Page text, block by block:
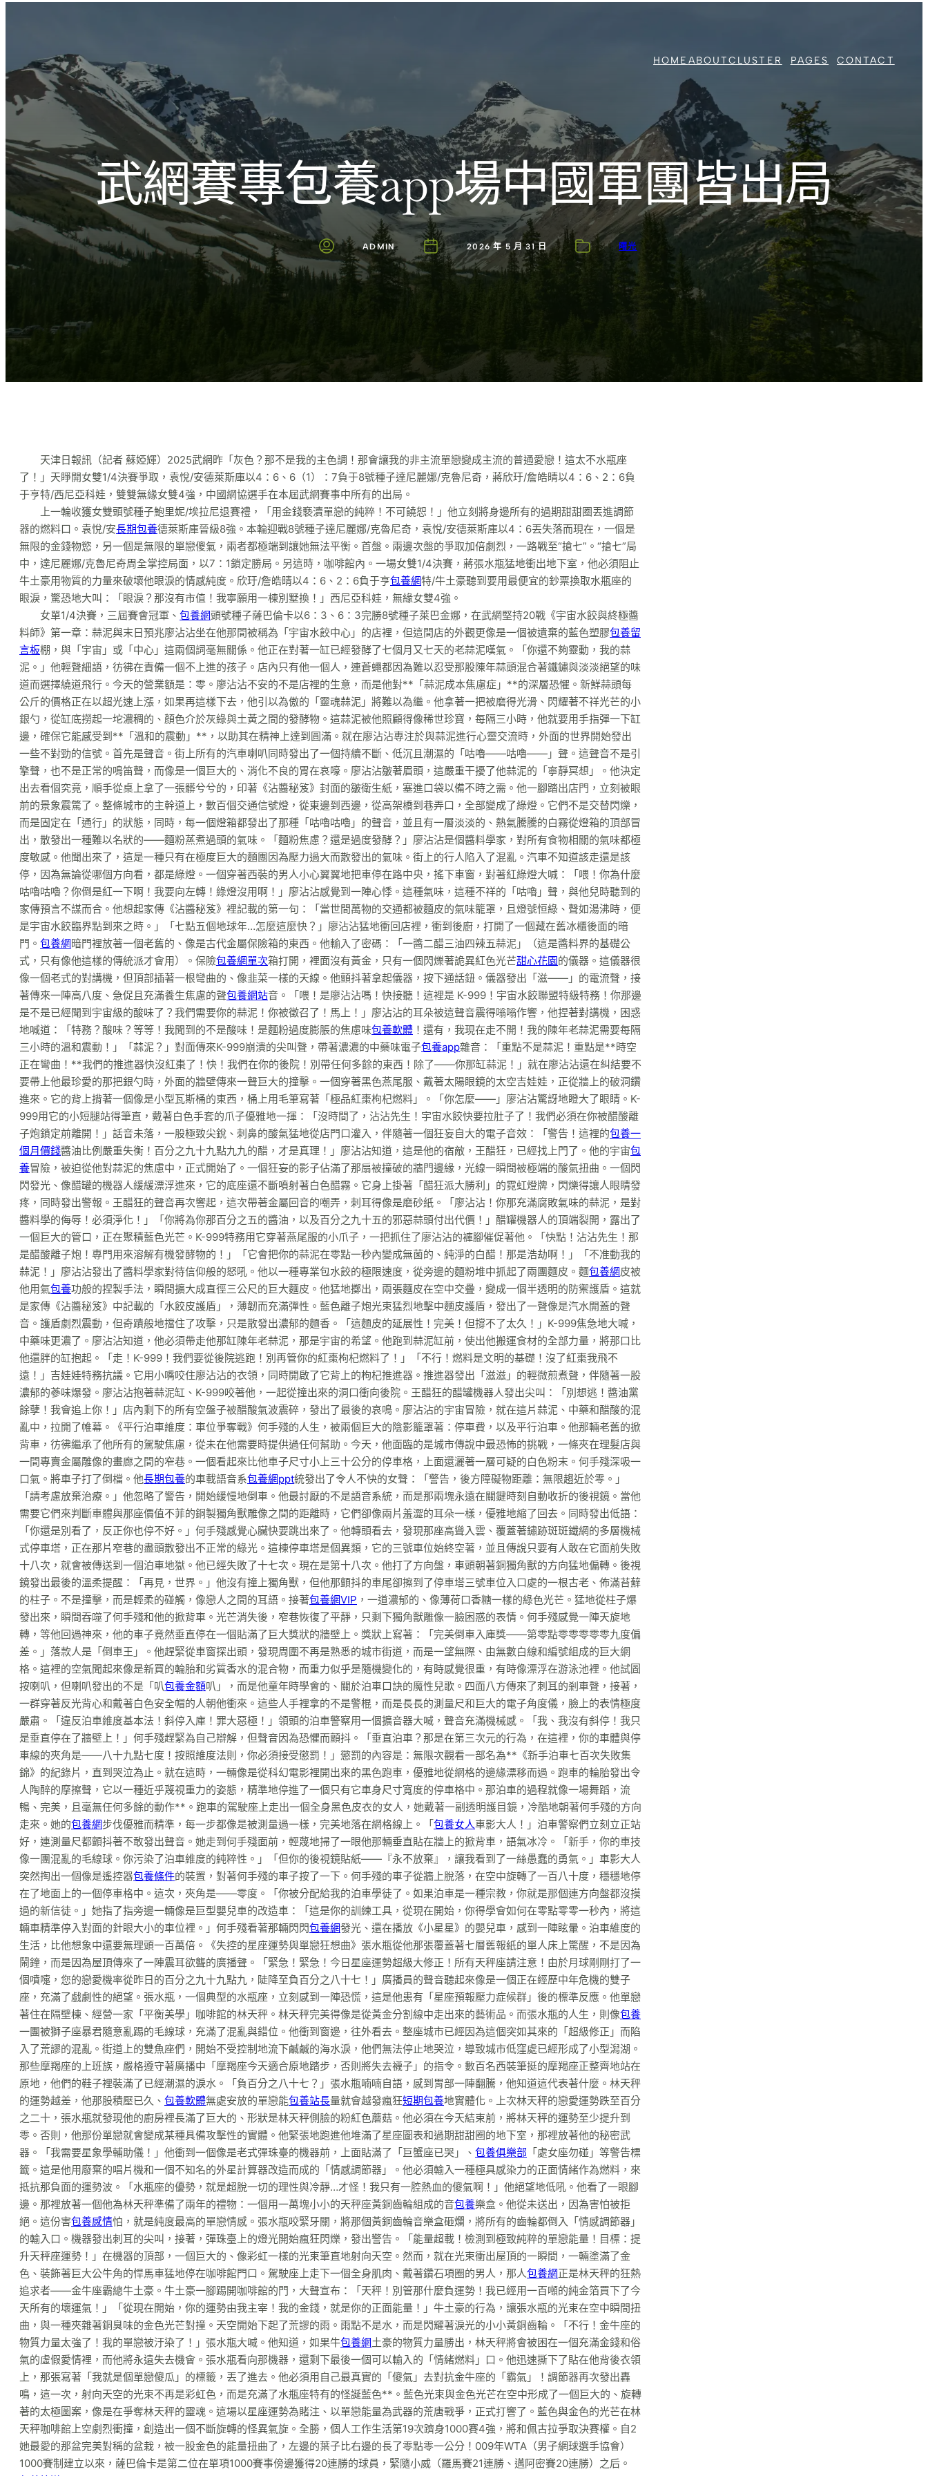
內
容
文化的激盪 HOME ABOUTCLUSTER PAGES CONTACT
武網賽專包養app場中國軍團皆出局
ADMIN 2026 年 5 月 31 日 曙光
天津日報訊（記者 蘇婭輝）2025武網昨「灰色？那不是我的主色調！那會讓我的非主流單戀變成主流的普通愛戀！這太不水瓶座
了！」天睜開女雙1/4決賽爭取，袁悅/安德萊斯庫以4：6、6（1）：7負于8號種子達尼麗娜/克魯尼奇，蔣欣玗/詹皓晴以4：6、2：6負
于亨特/西尼亞科娃，雙雙無緣女雙4強，中國網協選手在本屆武網賽事中所有的出局。
上一輪收獲女雙頭號種子鮑里妮/埃拉尼退賽禮，「用金錢褻瀆單戀的純粹！不可饒恕！」他立刻將身邊所有的過期甜甜圈丟進調節
器的燃料口。袁悅/安長期包養德萊斯庫晉級8強。本輪迎戰8號種子達尼麗娜/克魯尼奇，袁悅/安德萊斯庫以4：6丟失落而現在，一個是
無限的金錢物慾，另一個是無限的單戀傻氣，兩者都極端到讓她無法平衡。首盤。兩邊次盤的爭取加倍劇烈，一路戰至“搶七”。“搶七”局
中，達尼麗娜/克魯尼奇周全掌控局面，以7：1鎖定勝局。另這時，咖啡館內。一場女雙1/4決賽，蔣張水瓶猛地衝出地下室，他必須阻止
牛土豪用物質的力量來破壞他眼淚的情感純度。欣玗/詹皓晴以4：6、2：6負于亨包養網特/牛土豪聽到要用最便宜的鈔票換取水瓶座的
眼淚，驚恐地大叫：「眼淚？那沒有市值！我寧願用一棟別墅換！」西尼亞科娃，無緣女雙4強。
女單1/4決賽，三屆賽會冠軍、 包養網頭號種子薩巴倫卡以6：3、6：3完勝8號種子萊巴金娜，在武網堅持20戰《宇宙水餃與終極醬
料師》第一章：蒜泥與末日預兆廖沾沾坐在他那間被稱為「宇宙水餃中心」的店裡，但這間店的外觀更像是一個被遺棄的藍色塑膠包養留
言板棚，與「宇宙」或「中心」這兩個詞毫無關係。他正在對著一缸已經發酵了七個月又七天的老蒜泥嘆氣。「你還不夠靈動，我的蒜
泥。」他輕聲細語，彷彿在責備一個不上進的孩子。店內只有他一個人，連蒼蠅都因為難以忍受那股陳年蒜頭混合著鐵鏽與淡淡絕望的味
道而選擇繞道飛行。今天的營業額是：零。廖沾沾不安的不是店裡的生意，而是他對**「蒜泥成本焦慮症」**的深層恐懼。新鮮蒜頭每
公斤的價格正在以超光速上漲，如果再這樣下去，他引以為傲的「靈魂蒜泥」將難以為繼。他拿著一把被磨得光滑、閃耀著不祥光芒的小
銀勺，從缸底撈起一坨濃稠的、顏色介於灰綠與土黃之間的發酵物。這蒜泥被他照顧得像稀世珍寶，每隔三小時，他就要用手指彈一下缸
邊，確保它能感受到**「溫和的震動」**，以助其在精神上達到圓滿。就在廖沾沾專注於與蒜泥進行心靈交流時，外面的世界開始發出
一些不對勁的信號。首先是聲音。街上所有的汽車喇叭同時發出了一個持續不斷、低沉且潮濕的「咕嚕——咕嚕——」聲。這聲音不是引
擎聲，也不是正常的鳴笛聲，而像是一個巨大的、消化不良的胃在哀嚎。廖沾沾皺著眉頭，這嚴重干擾了他蒜泥的「寧靜冥想」。他決定
出去看個究竟，順手從桌上拿了一張髒兮兮的，印著《沾醬秘笈》封面的皺衛生紙，塞進口袋以備不時之需。他一腳踏出店門，立刻被眼
前的景象震驚了。整條城市的主幹道上，數百個交通信號燈，從東邊到西邊，從高架橋到巷弄口，全部變成了綠燈。它們不是交替閃爍，
而是固定在「通行」的狀態，同時，每一個燈箱都發出了那種「咕嚕咕嚕」的聲音，並且有一層淡淡的、熱氣騰騰的白霧從燈箱的頂部冒
出，散發出一種難以名狀的——麵粉蒸煮過頭的氣味。「麵粉焦慮？還是過度發酵？」廖沾沾是個醬料學家，對所有食物相關的氣味都極
度敏感。他聞出來了，這是一種只有在極度巨大的麵團因為壓力過大而散發出的氣味。街上的行人陷入了混亂。汽車不知道該走還是該
停，因為無論從哪個方向看，都是綠燈。一個穿著西裝的男人小心翼翼地把車停在路中央，搖下車窗，對著紅綠燈大喊：「喂！你為什麼
咕嚕咕嚕？你倒是紅一下啊！我要向左轉！綠燈沒用啊！」廖沾沾感覺到一陣心悸。這種氣味，這種不祥的「咕嚕」聲，與他兒時聽到的
家傳預言不謀而合。他想起家傳《沾醬秘笈》裡記載的第一句：「當世間萬物的交通都被麵皮的氣味籠罩，且燈號恒綠、聲如湯沸時，便
是宇宙水餃臨界點到來之時。」「七點五個地球年…怎麼這麼快？」廖沾沾猛地衝回店裡，衝到後廚，打開了一個藏在舊冰櫃後面的暗
門。 包養網暗門裡放著一個老舊的、像是古代金屬保險箱的東西。他輸入了密碼：「一醬二醋三油四辣五蒜泥」（這是醬料界的基礎公
式，只有像他這樣的傳統派才會用）。保險包養網單次箱打開，裡面沒有黃金，只有一個閃爍著詭異紅色光芒甜心花園的儀器。這儀器很
像一個老式的對講機，但頂部插著一根彎曲的、像韭菜一樣的天線。他顫抖著拿起儀器，按下通話鈕。儀器發出「滋——」的電流聲，接
著傳來一陣高八度、急促且充滿養生焦慮的聲包養網站音。「喂！是廖沾沾嗎！快接聽！這裡是 K-999！宇宙水餃聯盟特級特務！你那邊
是不是已經聞到宇宙級的酸味了？我們需要你的蒜泥！你被徵召了！馬上！」廖沾沾的耳朵被這聲音震得嗡嗡作響，他捏著對講機，困惑
地喊道：「特務？酸味？等等！我聞到的不是酸味！是麵粉過度膨脹的焦慮味包養軟體 ！還有，我現在走不開！我的陳年老蒜泥需要每隔
三小時的溫和震動！」「蒜泥？」對面傳來K-999崩潰的尖叫聲，帶著濃濃的中藥味電子包養app雜音：「重點不是蒜泥！重點是**時空
正在彎曲！**我們的推進器快沒紅棗了！快！我們在你的後院！別帶任何多餘的東西！除了——你那缸蒜泥！」就在廖沾沾還在糾結要不
要帶上他最珍愛的那把銀勺時，外面的牆壁傳來一聲巨大的撞擊。一個穿著黑色燕尾服、戴著太陽眼鏡的太空吉娃娃，正從牆上的破洞鑽
進來。它的背上揹著一個像是小型瓦斯桶的東西，桶上用毛筆寫著「極品紅棗枸杞燃料」。「你怎麼——」廖沾沾驚訝地瞪大了眼睛。K-
999用它的小短腿站得筆直，戴著白色手套的爪子優雅地一揮：「沒時間了，沾沾先生！宇宙水餃快要拉肚子了！我們必須在你被醋酸離
子炮鎖定前離開！」話音未落，一股極致尖銳、刺鼻的酸氣猛地從店門口灌入，伴隨著一個狂妄自大的電子音效：「警告！這裡的包養一
個月價錢醬油比例嚴重失衡！百分之九十九點九九的醋，才是真理！」廖沾沾知道，這是他的宿敵，王醋狂，已經找上門了。他的宇宙包
養冒險，被迫從他對蒜泥的焦慮中，正式開始了。一個狂妄的影子佔滿了那扇被撞破的牆門邊緣，光線一瞬間被極端的酸氣扭曲。一個閃
閃發光、像醋罐的機器人緩緩漂浮進來，它的底座還不斷噴射著白色醋霧。它身上掛著「醋狂派大勝利」的霓虹燈牌，閃爍得讓人眼睛發
疼，同時發出警報。王醋狂的聲音再次響起，這次帶著金屬回音的嘲弄，刺耳得像是磨砂紙。「廖沾沾！你那充滿腐敗氣味的蒜泥，是對
醬料學的侮辱！必須淨化！」「你將為你那百分之五的醬油，以及百分之九十五的邪惡蒜頭付出代價！」醋罐機器人的頂端裂開，露出了
一個巨大的管口，正在聚積藍色光芒。K-999特務用它穿著燕尾服的小爪子，一把抓住了廖沾沾的褲腳催促著他。「快點！沾沾先生！那
是醋酸離子炮！專門用來溶解有機發酵物的！」「它會把你的蒜泥在零點一秒內變成無菌的、純淨的白醋！那是浩劫啊！」「不准動我的
蒜泥！」廖沾沾發出了醬料學家對待信仰般的怒吼。他以一種專業包水餃的極限速度，從旁邊的麵粉堆中抓起了兩團麵皮。麵包養網皮被
他用氣包養功般的捏製手法，瞬間擴大成直徑三公尺的巨大麵皮。他猛地擲出，兩張麵皮在空中交疊，變成一個半透明的防禦護盾。這就
是家傳《沾醬秘笈》中記載的「水餃皮護盾」，薄韌而充滿彈性。藍色離子炮光束猛烈地擊中麵皮護盾，發出了一聲像是汽水開蓋的聲
音。護盾劇烈震動，但奇蹟般地擋住了攻擊，只是散發出濃郁的麵香。「這麵皮的延展性！完美！但撐不了太久！」K-999焦急地大喊，
中藥味更濃了。廖沾沾知道，他必須帶走他那缸陳年老蒜泥，那是宇宙的希望。他跑到蒜泥缸前，使出他搬運食材的全部力量，將那口比
他還胖的缸抱起。「走！K-999！我們要從後院逃跑！別再管你的紅棗枸杞燃料了！」「不行！燃料是文明的基礎！沒了紅棗我飛不
遠！」吉娃娃特務抗議。它用小嘴咬住廖沾沾的衣領，同時開啟了它背上的枸杞推進器。推進器發出「滋滋」的輕微煎煮聲，伴隨著一股
濃郁的蔘味爆發。廖沾沾抱著蒜泥缸、K-999咬著他，一起從撞出來的洞口衝向後院。王醋狂的醋罐機器人發出尖叫：「別想逃！醬油黨
餘孽！我會追上你！」店內剩下的所有空盤子被醋酸氣波震碎，發出了最後的哀鳴。廖沾沾的宇宙冒險，就在這片蒜泥、中藥和醋酸的混
亂中，拉開了帷幕。《平行泊車維度：車位爭奪戰》何手殘的人生，被兩個巨大的陰影籠罩著：停車費，以及平行泊車。他那輛老舊的掀
背車，彷彿繼承了他所有的駕駛焦慮，從未在他需要時提供過任何幫助。今天，他面臨的是城市傳說中最恐怖的挑戰，一條夾在理髮店與
一間專賣金屬雕像的畫廊之間的窄巷。一個看起來比他車子尺寸小上三十公分的停車格，上面還灑著一層可疑的白色粉末。何手殘深吸一
口氣。將車子打了倒檔。他長期包養的車載語音系包養網ppt統發出了令人不快的女聲：「警告，後方障礙物距離：無限趨近於零。」
「請考慮放棄治療。」他忽略了警告，開始緩慢地倒車。他最討厭的不是語音系統，而是那兩塊永遠在關鍵時刻自動收折的後視鏡。當他
需要它們來判斷車體與那座價值不菲的銅製獨角獸雕像之間的距離時，它們卻像兩片羞澀的耳朵一樣，優雅地縮了回去。同時發出低語：
「你還是別看了，反正你也停不好。」何手殘感覺心臟快要跳出來了。他轉頭看去，發現那座高聳入雲、覆蓋著鏽跡斑斑鐵網的多層機械
式停車塔，正在那片窄巷的盡頭散發出不正常的綠光。這棟停車塔是個異類，它的三號車位始終空著，並且傳說只要有人敢在它面前失敗
十八次，就會被傳送到一個泊車地獄。他已經失敗了十七次。現在是第十八次。他打了方向盤，車頭朝著銅獨角獸的方向猛地偏轉。後視
鏡發出最後的溫柔提醒：「再見，世界。」他沒有撞上獨角獸，但他那顫抖的車尾卻擦到了停車塔三號車位入口處的一根古老、佈滿苔蘚
的柱子。不是撞擊，而是輕柔的碰觸，像戀人之間的耳語。接著包養網VIP ，一道濃郁的、像薄荷口香糖一樣的綠色光芒。猛地從柱子爆
發出來，瞬間吞噬了何手殘和他的掀背車。光芒消失後，窄巷恢復了平靜，只剩下獨角獸雕像一臉困惑的表情。何手殘感覺一陣天旋地
轉，等他回過神來，他的車子竟然垂直停在一個貼滿了巨大獎狀的牆壁上。獎狀上寫著：「完美倒車入庫獎——第零點零零零零零九度偏
差。」落款人是「倒車王」。他趕緊從車窗探出頭，發現周圍不再是熟悉的城市街道，而是一望無際、由無數白線和編號組成的巨大網
格。這裡的空氣聞起來像是新買的輪胎和劣質香水的混合物，而重力似乎是隨機變化的，有時感覺很重，有時像漂浮在游泳池裡。他試圖
按喇叭，但喇叭發出的不是「叭包養金額叭」，而是他童年時學會的、關於泊車口訣的魔性兒歌。四面八方傳來了刺耳的剎車聲，接著，
一群穿著反光背心和戴著白色安全帽的人朝他衝來。這些人手裡拿的不是警棍，而是長長的測量尺和巨大的電子角度儀，臉上的表情極度
嚴肅。「違反泊車維度基本法！斜停入庫！罪大惡極！」領頭的泊車警察用一個擴音器大喊，聲音充滿機械感。「我、我沒有斜停！我只
是垂直停在了牆壁上！」何手殘趕緊為自己辯解，但聲音因為恐懼而顫抖。「垂直泊車？那是在第三次元的行為，在這裡，你的車體與停
車線的夾角是——八十九點七度！按照維度法則，你必須接受懲罰！」懲罰的內容是：無限次觀看一部名為**《新手泊車七百次失敗集
錦》的紀錄片，直到哭泣為止。就在這時，一輛像是從科幻電影裡開出來的黑色跑車，優雅地從網格的邊緣漂移而過。跑車的輪胎發出令
人陶醉的摩擦聲，它以一種近乎蔑視重力的姿態，精準地停進了一個只有它車身尺寸寬度的停車格中。那泊車的過程就像一場舞蹈，流
暢、完美，且毫無任何多餘的動作**。跑車的駕駛座上走出一個全身黑色皮衣的女人，她戴著一副透明護目鏡，冷酷地朝著何手殘的方向
走來。她的包養網步伐優雅而精準，每一步都像是被測量過一樣，完美地落在網格線上。「包養女人車影大人！」泊車警察們立刻立正站
好，連測量尺都顫抖著不敢發出聲音。她走到何手殘面前，輕蔑地掃了一眼他那輛垂直貼在牆上的掀背車，語氣冰冷。「新手，你的車技
像一團混亂的毛線球。你污染了泊車維度的純粹性。」「但你的後視鏡貼紙——『永不放棄』，讓我看到了一絲愚蠢的勇氣。」車影大人
突然掏出一個像是遙控器包養條件的裝置，對著何手殘的車子按了一下。何手殘的車子從牆上脫落，在空中旋轉了一百八十度，穩穩地停
在了地面上的一個停車格中。這次，夾角是——零度。「你被分配給我的泊車學徒了。如果泊車是一種宗教，你就是那個連方向盤都沒摸
過的新信徒。」她指了指旁邊一輛像是巨型嬰兒車的改造車：「這是你的訓練工具，從現在開始，你得學會如何在零點零零一秒內，將這
輛車精準停入對面的針眼大小的車位裡。」何手殘看著那輛閃閃包養網發光、還在播放《小星星》的嬰兒車，感到一陣眩暈。泊車維度的
生活，比他想象中還要無理頭一百萬倍。《失控的星座運勢與單戀狂想曲》張水瓶從他那張覆蓋著七層舊報紙的單人床上驚醒，不是因為
鬧鐘，而是因為屋頂傳來了一陣震耳欲聾的廣播聲。「緊急！緊急！今日星座運勢超級大修正！所有天秤座請注意！由於月球剛剛打了一
個噴嚏，您的戀愛機率從昨日的百分之九十九點九，陡降至負百分之八十七！」廣播員的聲音聽起來像是一個正在經歷中年危機的雙子
座，充滿了戲劇性的絕望。張水瓶，一個典型的水瓶座，立刻感到一陣恐慌，這是他患有「星座預報壓力症候群」後的標準反應。他單戀
著住在隔壁棟、經營一家「平衡美學」咖啡館的林天秤。林天秤完美得像是從黃金分割線中走出來的藝術品。而張水瓶的人生，則像包養
一團被獅子座暴君隨意亂踢的毛線球，充滿了混亂與錯位。他衝到窗邊，往外看去。整座城市已經因為這個突如其來的「超級修正」而陷
入了荒謬的混亂。街道上的雙魚座們，開始不受控制地流下鹹鹹的海水淚，他們無法停止地哭泣，導致城市低窪處已經形成了小型潟湖。
那些摩羯座的上班族，嚴格遵守著廣播中「摩羯座今天適合原地踏步，否則將失去襪子」的指令。數百名西裝筆挺的摩羯座正整齊地站在
原地，他們的鞋子裡裝滿了已經潮濕的淚水。「負百分之八十七？」張水瓶喃喃自語，感到胃部一陣翻騰，他知道這代表著什麼。林天秤
的運勢越差，他那股積壓已久、 包養軟體無處安放的單戀能包養站長量就會越發瘋狂短期包養地實體化。上次林天秤的戀愛運勢跌至百分
之二十，張水瓶就發現他的廚房裡長滿了巨大的、形狀是林天秤側臉的粉紅色蘑菇。他必須在今天結束前，將林天秤的運勢至少提升到
零。否則，他那份單戀就會變成某種具備攻擊性的實體。他緊張地跑進他堆滿了星座圖表和過期甜甜圈的地下室，那裡放著他的秘密武
器。「我需要星象學輔助儀！」他衝到一個像是老式彈珠臺的機器前，上面貼滿了「巨蟹座已哭」、 包養俱樂部 「處女座勿碰」等警告標
籤。這是他用廢棄的唱片機和一個不知名的外星計算器改造而成的「情感調節器」。他必須輸入一種極具感染力的正面情緒作為燃料，來
抵抗那負面的運勢波。「水瓶座的優勢，就是超脫一切的理性與冷靜…才怪！我只有一腔熱血的傻氣啊！」他絕望地低吼。他看了一眼腳
邊。那裡放著一個他為林天秤準備了兩年的禮物：一個用一萬塊小小的天秤座黃銅齒輪組成的音包養樂盒。他從未送出，因為害怕被拒
絕。這份害包養感情怕，就是純度最高的單戀情感。張水瓶咬緊牙關，將那個黃銅齒輪音樂盒砸爛，將所有的齒輪都倒入「情感調節器」
的輸入口。機器發出刺耳的尖叫，接著，彈珠臺上的燈光開始瘋狂閃爍，發出警告。「能量超載！檢測到極致純粹的單戀能量！目標：提
升天秤座運勢！」在機器的頂部，一個巨大的、像彩虹一樣的光束筆直地射向天空。然而，就在光束衝出屋頂的一瞬間，一輛塗滿了金
色、裝飾著巨大公牛角的悍馬車猛地停在咖啡館門口。駕駛座上走下一個全身肌肉、戴著鑽石項圈的男人，那人包養網正是林天秤的狂熱
追求者——金牛座霸總牛土豪。牛土豪一腳踢開咖啡館的門，大聲宣布：「天秤！別管那什麼負運勢！我已經用一百噸的純金箔買下了今
天所有的壞運氣！」「從現在開始，你的運勢由我主宰！我的金錢，就是你的正面能量！」牛土豪的行為，讓張水瓶的光束在空中瞬間扭
曲，與一種夾雜著銅臭味的金色光芒對撞。天空開始下起了荒謬的雨。雨點不是水，而是閃耀著淚光的小小黃銅齒輪。「不行！金牛座的
物質力量太強了！我的單戀被汙染了！」張水瓶大喊。他知道，如果牛包養網土豪的物質力量勝出，林天秤將會被困在一個充滿金錢和俗
氣的虛假愛情裡，而他將永遠失去機會。張水瓶看向那機器，還剩下最後一個可以輸入的「情緒燃料」口。他迅速撕下了貼在他背後衣領
上，那張寫著「我就是個單戀傻瓜」的標籤，丟了進去。他必須用自己最真實的「傻氣」去對抗金牛座的「霸氣」！調節器再次發出轟
鳴，這一次，射向天空的光束不再是彩虹色，而是充滿了水瓶座特有的怪誕藍色**。藍色光束與金色光芒在空中形成了一個巨大的、旋轉
著的太極圖案，像是在爭奪林天秤的靈魂。這場以星座運勢為賭注、以單戀能量為武器的荒唐戰爭，正式打響了。藍色與金色的光芒在林
天秤咖啡館上空劇烈衝撞，創造出一個不斷旋轉的怪異氣旋。全勝，個人工作生活第19次躋身1000賽4強，將和佩古拉爭取決賽權。自2
她最愛的那盆完美對稱的盆栽，被一股金色的能量扭曲了，左邊的葉子比右邊的長了零點零一公分！009年WTA（男子網球選手協會）
1000賽制建立以來，薩巴倫卡是第二位在單項1000賽事傍邊獲得20連勝的球員，緊隨小威（羅馬賽21連勝、邁阿密賽20連勝）之后。